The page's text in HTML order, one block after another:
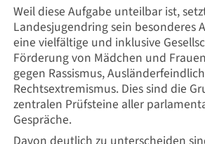
Weil diese Aufgabe unteilbar ist,
Landesjugendring sein besonderes
eine vielfältige und inklusive
Förderung von Mädchen und
gegen Rassismus,
Rechtsextremismus. Dies sind die
zentralen Prüfsteine aller
Gespräche.